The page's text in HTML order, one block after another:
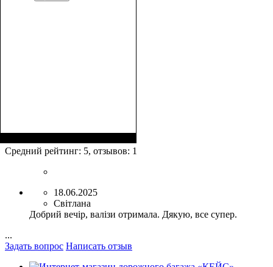
75x52x30+5
Средний рейтинг: 5, отзывов: 1
18.06.2025
Світлана
Добрий вечір, валізи отримала. Дякую, все супер.
...
Задать вопрос Написать отзыв